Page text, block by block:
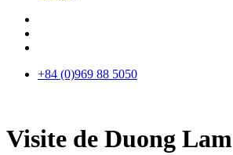
+84 (0)969 88 5050
Visite de Duong Lam